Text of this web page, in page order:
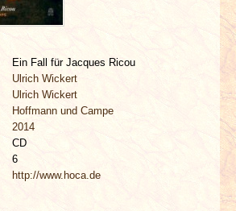
Ein Fall für Jacques Ricou
Ulrich Wickert
Ulrich Wickert
Hoffmann und Campe
2014
CD
6
http://www.hoca.de